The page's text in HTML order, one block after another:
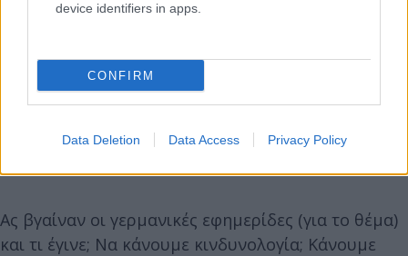
device identifiers in apps.
CONFIRM
Data Deletion Data Access Privacy Policy
Ας βγαίναν οι γερμανικές εφημερίδες (για το θέμα)
και τι έγινε; Να κάνουμε κινδυνολογία; Κάνουμε